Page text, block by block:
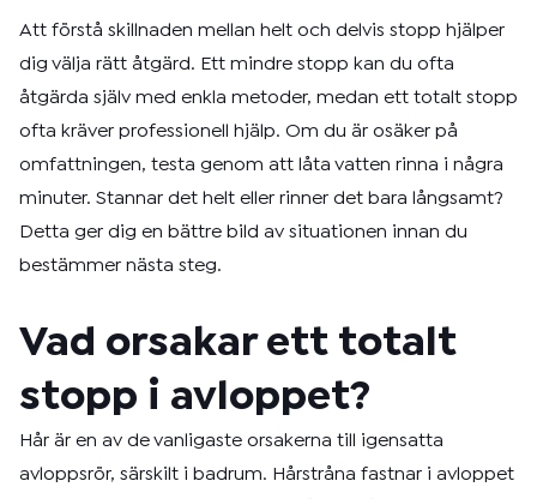
Att förstå skillnaden mellan helt och delvis stopp hjälper
dig välja rätt åtgärd. Ett mindre stopp kan du ofta
åtgärda själv med enkla metoder, medan ett totalt stopp
ofta kräver professionell hjälp. Om du är osäker på
omfattningen, testa genom att låta vatten rinna i några
minuter. Stannar det helt eller rinner det bara långsamt?
Detta ger dig en bättre bild av situationen innan du
bestämmer nästa steg.
Vad orsakar ett totalt
stopp i avloppet?
Hår är en av de vanligaste orsakerna till igensatta
avloppsrör, särskilt i badrum. Hårstråna fastnar i avloppet